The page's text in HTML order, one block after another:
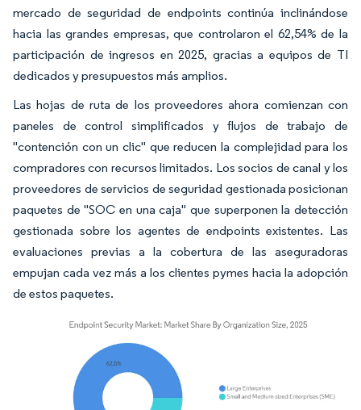
mercado de seguridad de endpoints continúa inclinándose
hacia las grandes empresas, que controlaron el 62,54% de la
participación de ingresos en 2025, gracias a equipos de TI
dedicados y presupuestos más amplios.
Las hojas de ruta de los proveedores ahora comienzan con
paneles de control simplificados y flujos de trabajo de
"contención con un clic" que reducen la complejidad para los
compradores con recursos limitados. Los socios de canal y los
proveedores de servicios de seguridad gestionada posicionan
paquetes de "SOC en una caja" que superponen la detección
gestionada sobre los agentes de endpoints existentes. Las
evaluaciones previas a la cobertura de las aseguradoras
empujan cada vez más a los clientes pymes hacia la adopción
de estos paquetes.